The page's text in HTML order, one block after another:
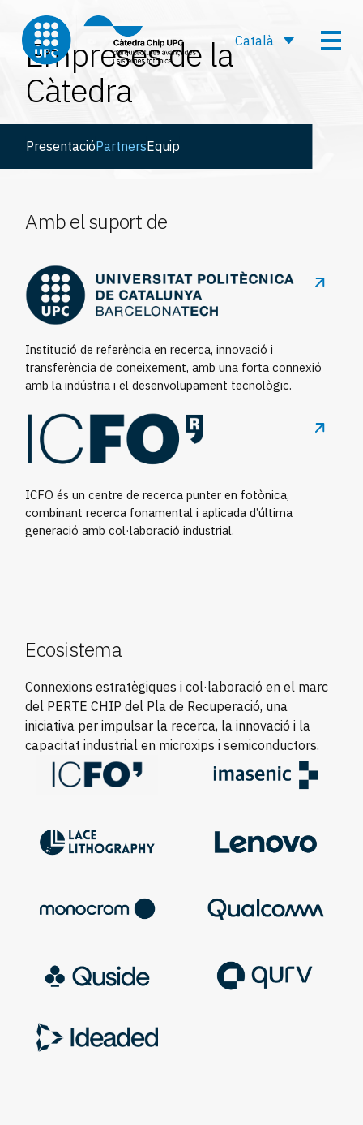
Català
Empreses de la
Càtedra
PresentacióPartnersEquip
Amb el suport de
Institució de referència en recerca, innovació i
transferència de coneixement, amb una forta connexió
amb la indústria i el desenvolupament tecnològic.
ICFO és un centre de recerca punter en fotònica,
combinant recerca fonamental i aplicada d’última
generació amb col·laboració industrial.
Ecosistema
Connexions estratègiques i col·laboració en el marc
del PERTE CHIP del Pla de Recuperació, una
iniciativa per impulsar la recerca, la innovació i la
capacitat industrial en microxips i semiconductors.